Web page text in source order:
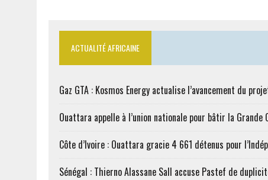
ACTUALITÉ AFRICAINE
Gaz GTA : Kosmos Energy actualise l’avancement du
Ouattara appelle à l’union nationale pour bâtir la Grande
Côte d’Ivoire : Ouattara gracie 4 661 détenus pour
Sénégal : Thierno Alassane Sall accuse Pastef de